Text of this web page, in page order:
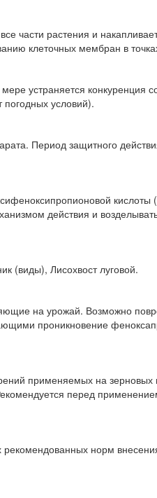
части растения и
клеточных мембран в
устраняется конкуренция
условий).
Период за­щитного
кислоты
действия и
(виды), Лисо­хвост луговой.
на урожай. Возможно
проникновение
применяемых на зерновых
перед
рекомендован­ных норм